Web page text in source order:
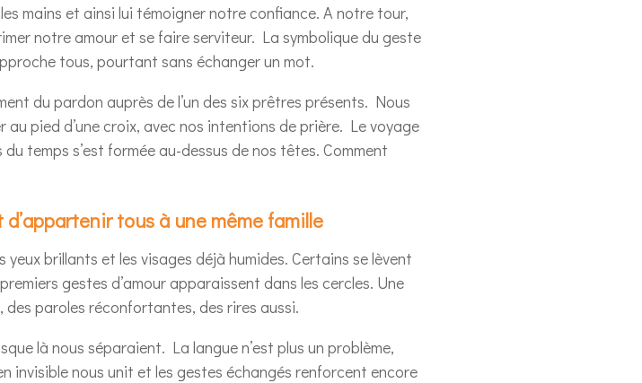
mains et ainsi lui témoigner notre confiance. A notre tour,
notre amour et se faire serviteur. La symbolique du geste
tous, pourtant sans échanger un mot.
du pardon auprès de l’un des six prêtres présents. Nous
pied d’une croix, avec nos intentions de prière. Le voyage
temps s’est formée au-dessus de nos têtes. Comment
tous à une même famille
yeux brillants et les visages déjà humides. Certains se lèvent
gestes d’amour apparaissent dans les cercles. Une
paroles réconfortantes, des rires aussi.
là nous séparaient. La langue n’est plus un problème,
invisible nous unit et les gestes échangés renforcent encore